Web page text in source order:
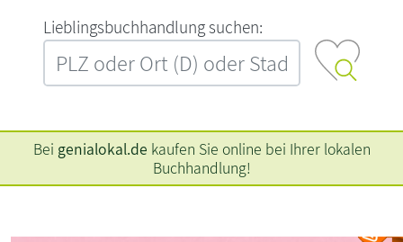
L‍i‍e‍b‍l‍i‍n‍g‍s‍b‍u‍c‍h‍h‍a‍n‍d‍l‍u‍n‍g‍ ‍s‍u‍c‍h‍e‍n‍:‍
Bei genialokal.de kaufen Sie online bei Ihrer lokalen
Buchhandlung!